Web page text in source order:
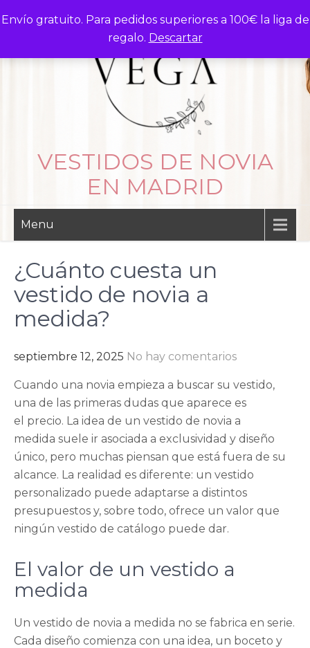
Envío gratuito. Para pedidos superiores a 100€ la liga de
regalo. Descartar
to
VESTIDOS DE NOVIA
EN MADRID
Menu
¿Cuánto cuesta un
vestido de novia a
medida?
septiembre 12, 2025 No hay comentarios
Cuando una novia empieza a buscar su vestido,
una de las primeras dudas que aparece es
el precio. La idea de un vestido de novia a
medida suele ir asociada a exclusividad y diseño
único, pero muchas piensan que está fuera de su
alcance. La realidad es diferente: un vestido
personalizado puede adaptarse a distintos
presupuestos y, sobre todo, ofrece un valor que
ningún vestido de catálogo puede dar.
El valor de un vestido a
medida
Un vestido de novia a medida no se fabrica en serie.
Cada diseño comienza con una idea, un boceto y